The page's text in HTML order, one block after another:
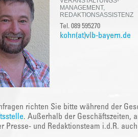
MANAGEMENT,
REDAKTIONSASSISTENZ
Tel. 089 595270
kohn(at)vlb-bayern.de
richten Sie bitte während der
. Außerhalb der Geschäftszeiten,
Presse- und Redaktionsteam i.d.R.